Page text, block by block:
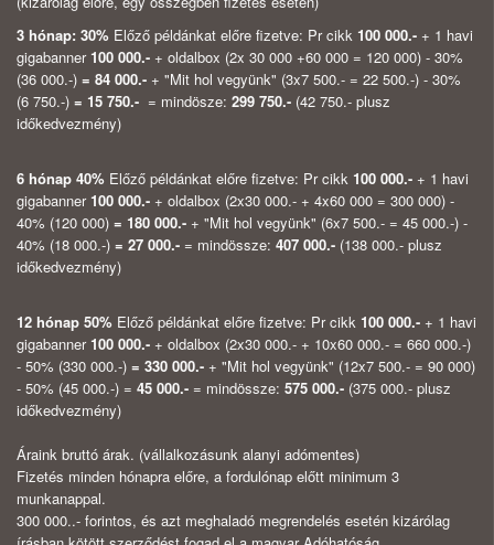
3 hónap: 30% Előző példánkat előre fizetve: Pr cikk 100 000.- + 1 havi
gigabanner 100 000.- + oldalbox (2x 30 000 +60 000 = 120 000) - 30%
(36 000.-) = 84 000.- + "Mit hol vegyünk" (3x7 500.- = 22 500.-) - 30%
(6 750.-) = 15 750.- = mindösze: 299 750.- (42 750.- plusz
időkedvezmény)
6 hónap 40% Előző példánkat előre fizetve: Pr cikk 100 000.- + 1 havi
gigabanner 100 000.- + oldalbox (2x30 000.- + 4x60 000 = 300 000) -
40% (120 000) = 180 000.- + "Mit hol vegyünk" (6x7 500.- = 45 000.-) -
40% (18 000.-) = 27 000.- = mindössze: 407 000.- (138 000.- plusz
időkedvezmény)
12 hónap 50% Előző példánkat előre fizetve: Pr cikk 100 000.- + 1 havi
gigabanner 100 000.- + oldalbox (2x30 000.- + 10x60 000.- = 660 000.-)
- 50% (330 000.-) = 330 000.- + "Mit hol vegyünk" (12x7 500.- = 90 000)
- 50% (45 000.-) = 45 000.- = mindössze: 575 000.- (375 000.- plusz
időkedvezmény)
Áraink bruttó árak. (vállalkozásunk alanyi adómentes)
Fizetés minden hónapra előre, a fordulónap előtt minimum 3
munkanappal.
300 000..- forintos, és azt meghaladó megrendelés esetén kizárólag